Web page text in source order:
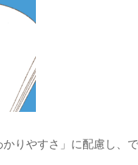
りやすさ」に配慮し、